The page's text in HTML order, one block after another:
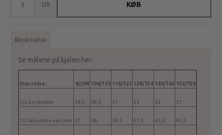
Stk KØB
Beskrivelse
Se målene på kjolen her:
Størrelse: 92/98 104/110 116/122 128/134 140/146 152/158
1/2 brystvidde 28,5 29,5 31 33 35 37
1/2 taljevidde ved søm 37 38 39,5 41,5 43,5 45,5